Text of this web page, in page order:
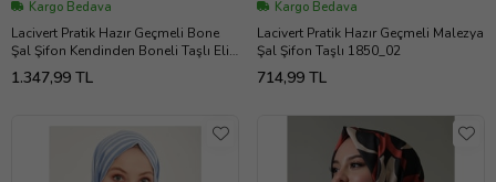
Kargo Bedava
Lacivert Pratik Hazır Geçmeli Bone
Şal Şifon Kendinden Boneli Taşlı Elişi
İşlemeli 1450_02
1.347,99 TL
Kargo Bedava
Lacivert Pratik Hazır Geçmeli Malezya
Şal Şifon Taşlı 1850_02
714,99 TL